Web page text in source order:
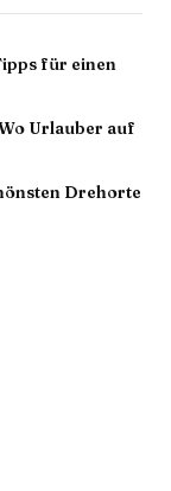
für einen
Urlauber auf
Drehorte